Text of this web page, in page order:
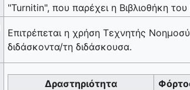
"Turnitin", που παρέχει η Βιβλιοθήκη του
Επιτρέπεται η χρήση Τεχνητής
διδάσκοντα/τη διδάσκουσα.
Δραστηριότητα